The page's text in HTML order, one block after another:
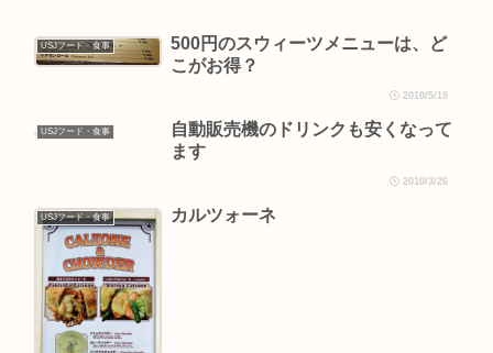
USJフード・食事
500円のスウィーツメニューは、ど
こがお得？
2010/5/19
USJフード・食事
自動販売機のドリンクも安くなって
ます
2010/3/26
USJフード・食事 カルツォーネ